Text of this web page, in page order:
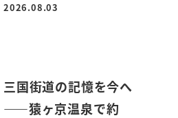
投稿日
2026.08.03
三国街道の記憶を今へ
――猿ヶ京温泉で約